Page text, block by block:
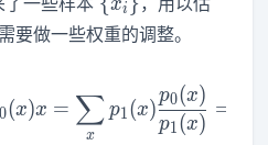
{x_i\}
xi
要做一些权重的调整。
\mathbb{E}_X \sim
(x)x =
x
∑ p1(x)
p1(x)
p0(x)
=